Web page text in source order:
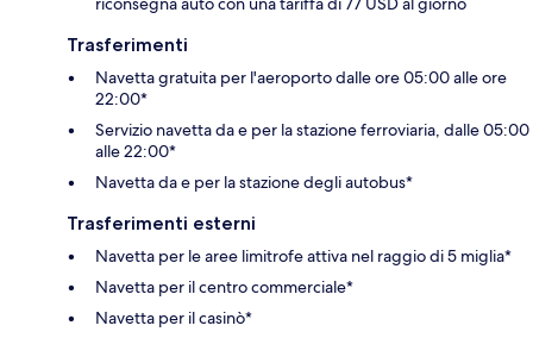
Trasferimenti
Navetta gratuita per l'aeroporto dalle ore 05:00 alle ore
22:00*
Servizio navetta da e per la stazione ferroviaria, dalle 05:00
alle 22:00*
Navetta da e per la stazione degli autobus*
Trasferimenti esterni
Navetta per le aree limitrofe attiva nel raggio di 5 miglia*
Navetta per il centro commerciale*
Navetta per il casinò*